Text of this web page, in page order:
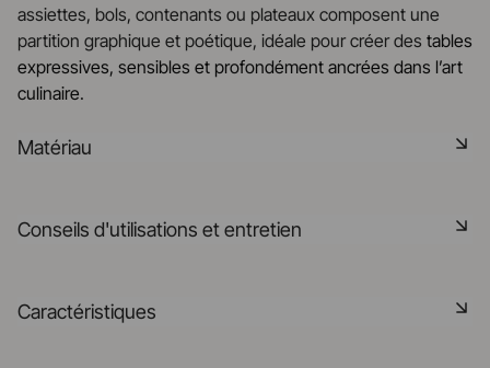
assiettes, bols, contenants ou plateaux composent une
partition graphique et poétique, idéale pour créer des tables
expressives, sensibles et profondément ancrées dans l’art
culinaire.
Matériau
manufacture REVOL. Elle dispose des mêmes qualités
département R&D
Conseils d'utilisations et entretien
Caractéristiques